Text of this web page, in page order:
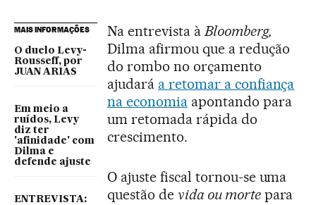
MAIS INFORMAÇÕES
O duelo Levy-
Rousseff, por
JUAN ARIAS
Em meio a
ruídos, Levy
diz ter
'afinidade' com
Dilma e
defende ajuste
ENTREVISTA:
Na entrevista à Bloomberg,
Dilma afirmou que a redução
do rombo no orçamento
ajudará a retomar a confiança
na economiaapontando para
um retomada rápida do
crescimento.
O ajuste fiscal tornou-se uma
questão de vida ou mortepara